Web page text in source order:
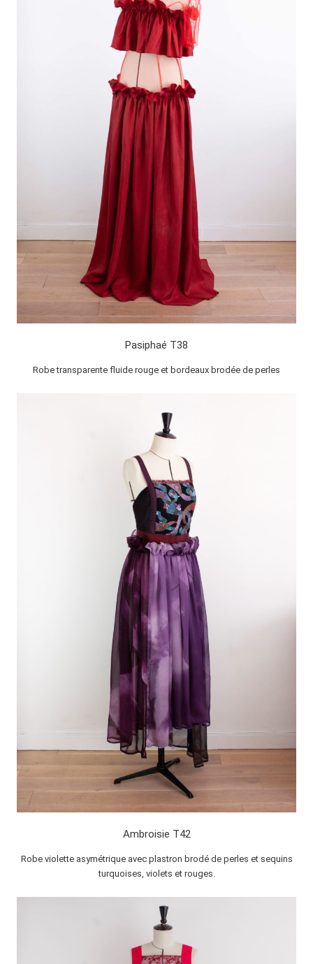
Pasiphaé T38
Robe transparente fluide rouge et bordeaux brodée de perles
Ambroisie T42
Robe violette asymétrique avec plastron brodé de perles et sequins
turquoises, violets et rouges.